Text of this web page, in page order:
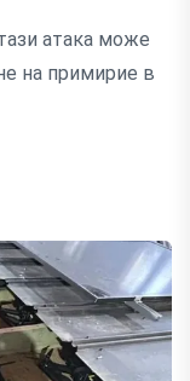
атака може
на примирие в